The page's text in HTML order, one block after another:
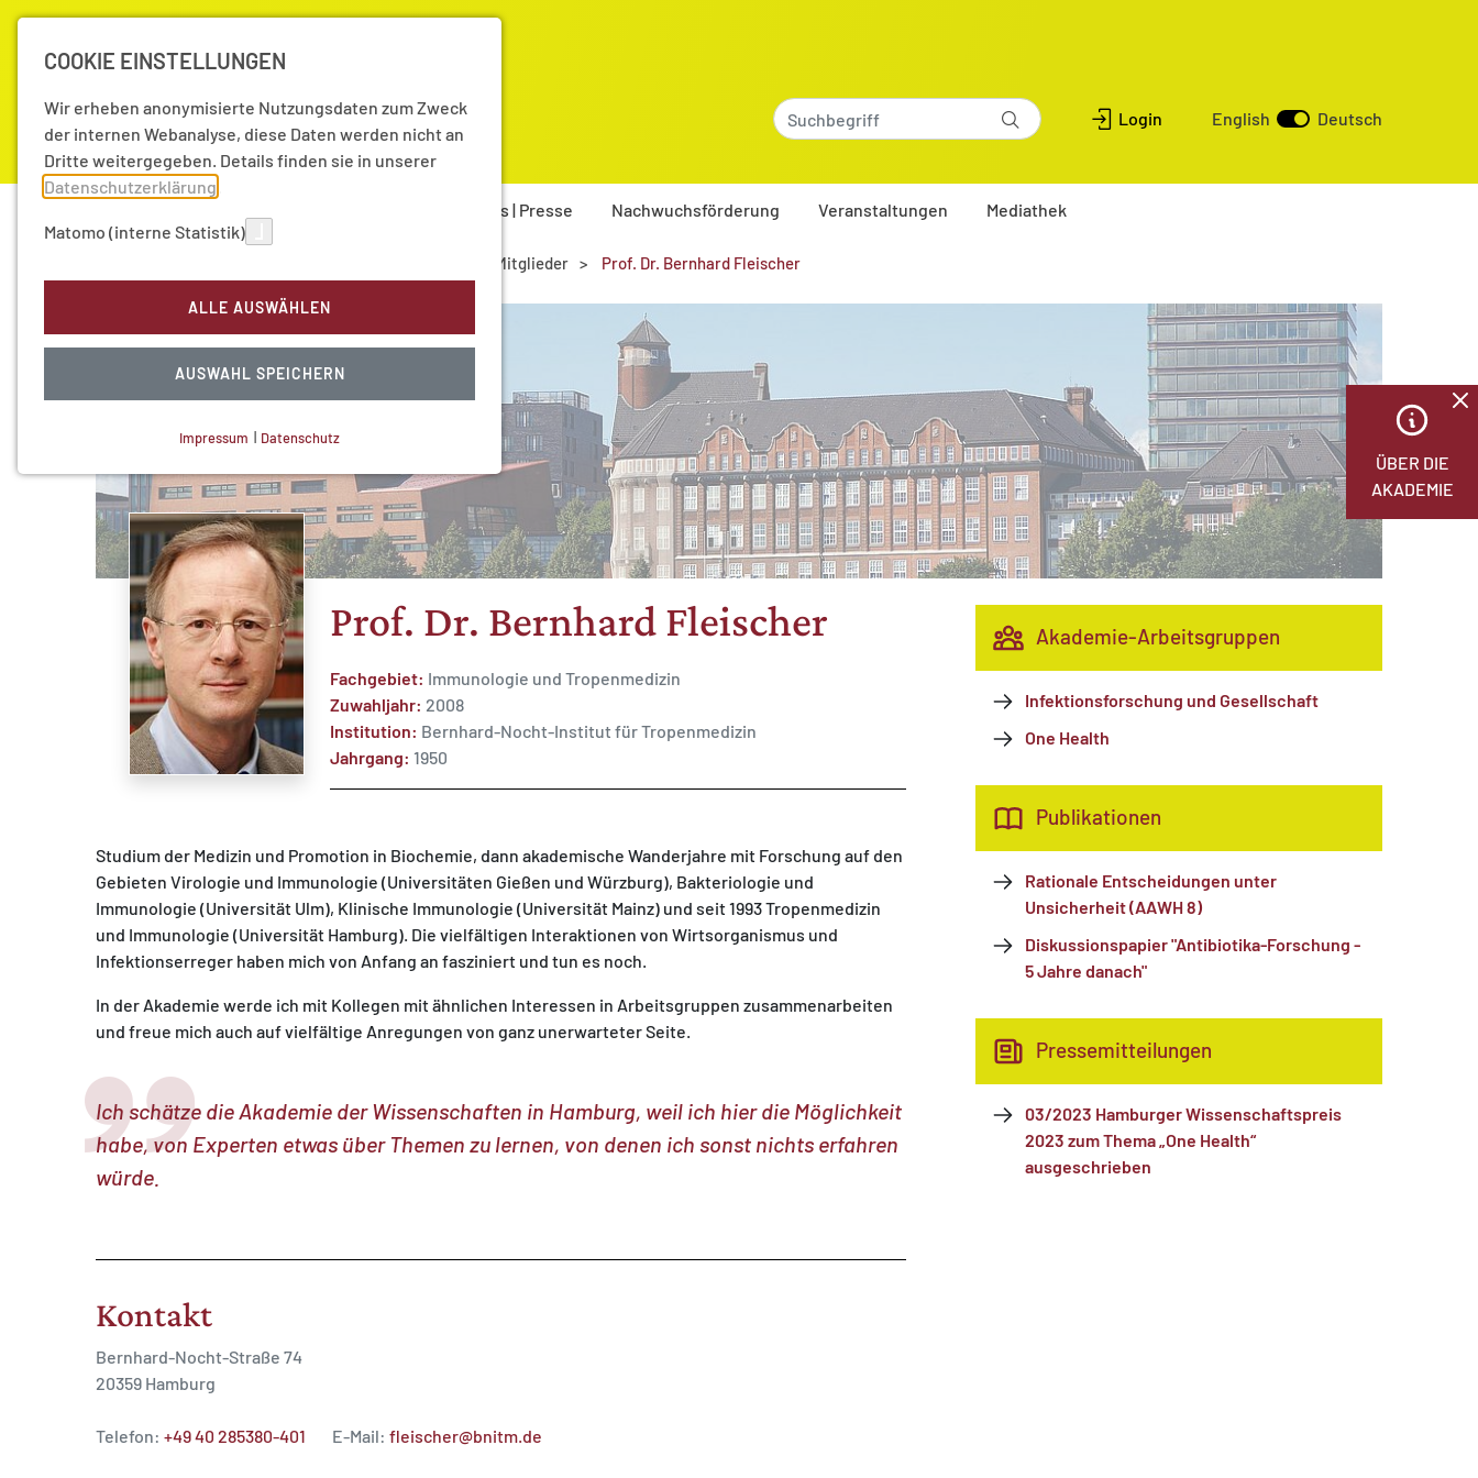
Login English Deutsch
Aktuelles | Presse Nachwuchsförderung Veranstaltungen Mediathek
Entpflichtete Ordentliche Mitglieder Prof. Dr. Bernhard Fleischer
Prof. Dr. Bernhard Fleischer
Fachgebiet: Immunologie und Tropenmedizin
Zuwahljahr: 2008
Institution: Bernhard-Nocht-Institut für Tropenmedizin
Jahrgang: 1950
Studium der Medizin und Promotion in Biochemie, dann akademische Wanderjahre mit Forschung auf den
Gebieten Virologie und Immunologie (Universitäten Gießen und Würzburg), Bakteriologie und
Immunologie (Universität Ulm), Klinische Immunologie (Universität Mainz) und seit 1993 Tropenmedizin
und Immunologie (Universität Hamburg). Die vielfältigen Interaktionen von Wirtsorganismus und
Infektionserreger haben mich von Anfang an fasziniert und tun es noch.
In der Akademie werde ich mit Kollegen mit ähnlichen Interessen in Arbeitsgruppen zusammenarbeiten
und freue mich auch auf vielfältige Anregungen von ganz unerwarteter Seite.
Ich schätze die Akademie der Wissenschaften in Hamburg, weil ich hier die Möglichkeit
habe, von Experten etwas über Themen zu lernen, von denen ich sonst nichts erfahren
würde.
Kontakt
Bernhard-Nocht-Straße 74
20359 Hamburg
Telefon: +49 40 285380-401 E-Mail: fleischer@bnitm.de
Akademie-Arbeitsgruppen
Infektionsforschung und Gesellschaft
One Health
Publikationen
Rationale Entscheidungen unter
Unsicherheit (AAWH 8)
Diskussionspapier "Antibiotika-Forschung -
5 Jahre danach"
Pressemitteilungen
03/2023 Hamburger Wissenschaftspreis
2023 zum Thema „One Health“
ausgeschrieben
ÜBER DIE
AKADEMIE
COOKIE EINSTELLUNGEN
Wir erheben anonymisierte Nutzungsdaten zum Zweck
der internen Webanalyse, diese Daten werden nicht an
Dritte weitergegeben. Details finden sie in unserer
Datenschutzerklärung
Matomo (interne Statistik)
ALLE AUSWÄHLEN
AUSWAHL SPEICHERN
Technisch notwendig.
MATOMO (INTERNE STATISTIK)
Statistik Cookies erfassen Informationen anonym.
Diese Informationen helfen uns zu verstehen, wie
unsere Besucher unsere Website nutzen.
Matomo
Impressum | Datenschutz